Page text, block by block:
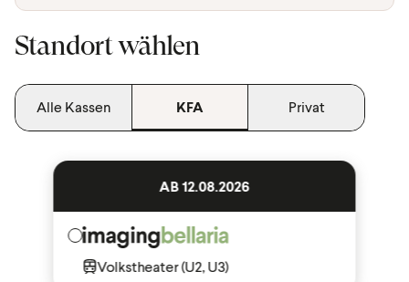
Standort wählen
Alle Kassen KFA Privat
AB 12.08.2026
Volkstheater (U2, U3)